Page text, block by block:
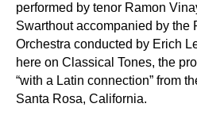
performed by tenor Ramon
Swarthout accompanied by the
Orchestra conducted by Erich
here on Classical Tones, the
“with a Latin connection” from
Santa Rosa, California.